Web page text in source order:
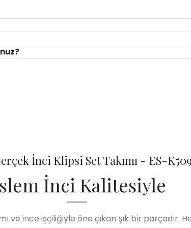
İnci Klipsi Set Takımı - ES-
İnci Kalitesiyle
ve ince işçiliğiyle öne çıkan şık bir parçadır.